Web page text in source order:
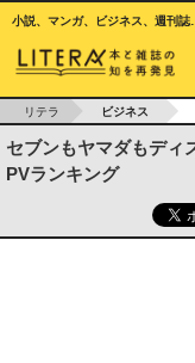
小説、マンガ、ビジネス、週刊
リテラ ビジネス
セブンもヤマダもディ
PVランキング